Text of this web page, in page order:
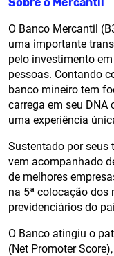
O Banco Mercantil
uma importante
pelo investimento
pessoas. Contando
banco mineiro tem
carrega em seu DNA
uma experiência
Sustentado por seus
vem acompanhado
de melhores
na 5ª colocação dos
previdenciários do
O Banco atingiu o
(Net Promoter